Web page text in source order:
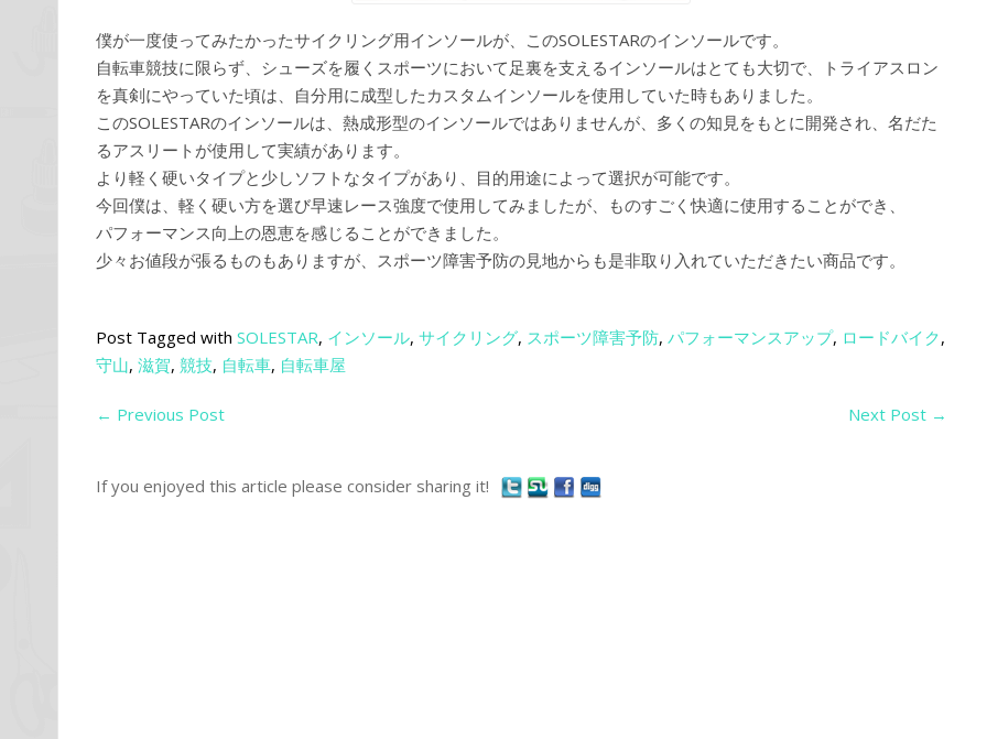
僕が一度使ってみたかったサイクリング用インソールが、このSOLESTARのインソールです。
自転車競技に限らず、シューズを履くスポーツにおいて足裏を支えるインソールはとても大切で、トライアスロン
を真剣にやっていた頃は、自分用に成型したカスタムインソールを使用していた時もありました。
このSOLESTARのインソールは、熱成形型のインソールではありませんが、多くの知見をもとに開発され、名だた
るアスリートが使用して実績があります。
より軽く硬いタイプと少しソフトなタイプがあり、目的用途によって選択が可能です。
今回僕は、軽く硬い方を選び早速レース強度で使用してみましたが、ものすごく快適に使用することができ、
パフォーマンス向上の恩恵を感じることができました。
少々お値段が張るものもありますが、スポーツ障害予防の見地からも是非取り入れていただきたい商品です。
Post Tagged with SOLESTAR, インソール, サイクリング, スポーツ障害予防, パフォーマンスアップ, ロードバイク,
守山, 滋賀, 競技, 自転車, 自転車屋
← Previous Post Next Post →
If you enjoyed this article please consider sharing it!